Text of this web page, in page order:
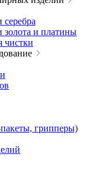
серебра
золота и платины
чистки
грипперы)